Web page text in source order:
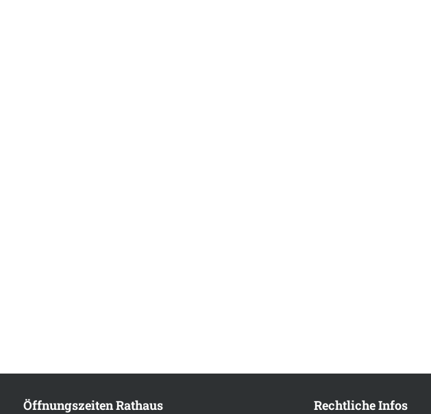
Öffnungszeiten Rathaus Rechtliche Infos